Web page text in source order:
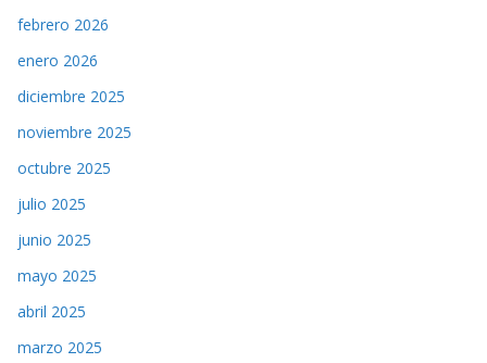
febrero 2026
enero 2026
diciembre 2025
noviembre 2025
octubre 2025
julio 2025
junio 2025
mayo 2025
abril 2025
marzo 2025